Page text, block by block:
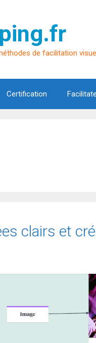
de facilitation
Certification
clairs et